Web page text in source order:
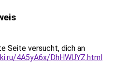
Seite versucht, dich an
4A5yA6x/DhHWUYZ.html